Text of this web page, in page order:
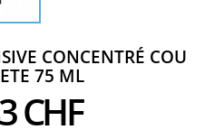
CONCENTRÉ COU
75 ML
CHF